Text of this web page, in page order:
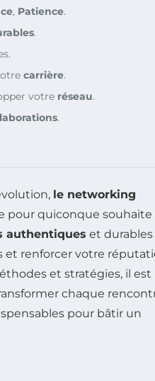
, Patience.
.
carrière.
votre réseau.
.
le networking
pour quiconque souhaite
authentiques et durables
et renforcer votre
et stratégies, il est
chaque
pour bâtir un